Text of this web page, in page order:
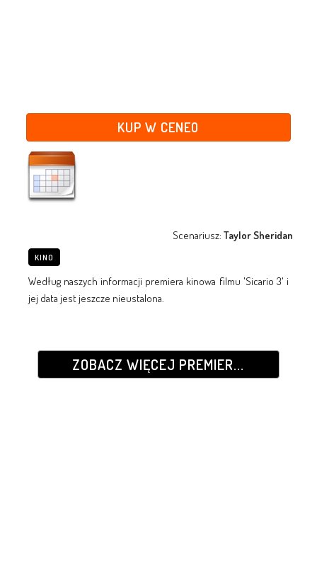
KUP W CENEO
Scenariusz:Taylor Sheridan
KINO
Według naszych informacji premiera kinowa filmu 'Sicario 3' i
jej data jest jeszcze nieustalona.
ZOBACZ WIĘCEJ PREMIER...